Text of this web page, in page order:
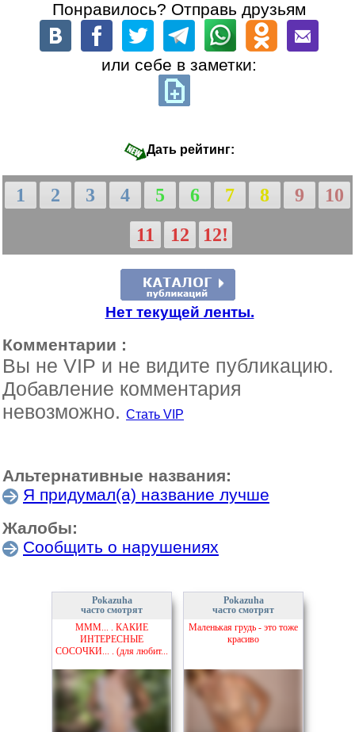
Понравилось? Отправь друзьям
или себе в заметки:
Дать рейтинг:
1 2 3 4 5 6 7 8 9
10
11
12 12!
Нет текущей ленты.
Комментарии :
Вы не VIP и не видите публикацию.
Добавление комментария
невозможно. Стать VIP
Альтернативные названия:
Я придумал(а) название лучше
Жалобы:
Сообщить о нарушениях
Pokazuha
часто смотрят
МММ... . КАКИЕ
ИНТЕРЕСНЫЕ
СОСОЧКИ... . (для любит...
Pokazuha
часто смотрят
Маленькая грудь - это тоже
красиво